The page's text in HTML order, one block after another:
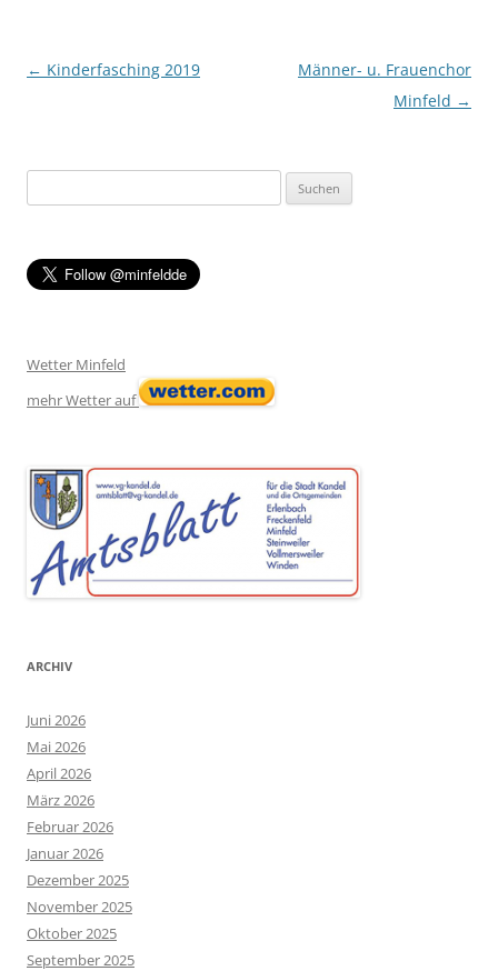
Post navigation
← Kinderfasching 2019
Männer- u. Frauenchor
Minfeld →
nach:
Wetter Minfeld
mehr Wetter auf
ARCHIV
Juni 2026
Mai 2026
April 2026
März 2026
Februar 2026
Januar 2026
Dezember 2025
November 2025
Oktober 2025
September 2025